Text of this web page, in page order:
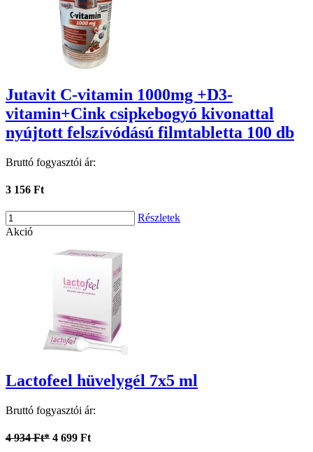
Jutavit C-vitamin 1000mg +D3-
vitamin+Cink csipkebogyó kivonattal
nyújtott felszívódású filmtabletta 100 db
Bruttó fogyasztói ár:
3 156 Ft
Részletek
Akció
Lactofeel hüvelygél 7x5 ml
Bruttó fogyasztói ár:
4 934 Ft* 4 699 Ft